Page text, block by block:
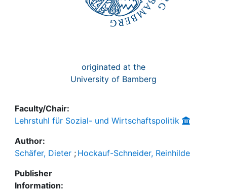
originated at the
University of Bamberg
Faculty/Chair:
Lehrstuhl für Sozial- und Wirtschaftspolitik
Author:
Schäfer, Dieter ; Hockauf-Schneider, Reinhilde
Publisher
Information: